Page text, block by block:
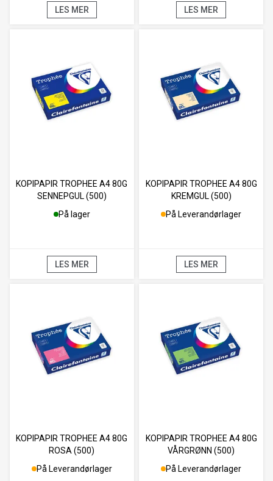
LES MER LES MER
KOPIPAPIR TROPHEE A4 80G
SENNEPGUL (500)
På lager
LES MER
KOPIPAPIR TROPHEE A4 80G
KREMGUL (500)
På Leverandørlager
LES MER
KOPIPAPIR TROPHEE A4 80G
ROSA (500)
På Leverandørlager
KOPIPAPIR TROPHEE A4 80G
VÅRGRØNN (500)
På Leverandørlager